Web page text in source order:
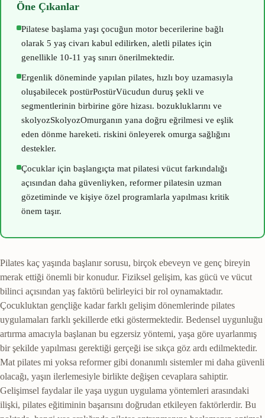
Öne Çıkanlar
Pilatese başlama yaşı çocuğun motor becerilerine bağlı
olarak 5 yaş civarı kabul edilirken, aletli pilates için
genellikle 10-11 yaş sınırı önerilmektedir.
Ergenlik döneminde yapılan pilates, hızlı boy uzamasıyla
oluşabilecek postürPostürVücudun duruş şekli ve
segmentlerinin birbirine göre hizası. bozukluklarını ve
skolyozSkolyozOmurganın yana doğru eğrilmesi ve eşlik
eden dönme hareketi. riskini önleyerek omurga sağlığını
destekler.
Çocuklar için başlangıçta mat pilatesi vücut farkındalığı
açısından daha güvenliyken, reformer pilatesin uzman
gözetiminde ve kişiye özel programlarla yapılması kritik
önem taşır.
Pilates kaç yaşında başlanır sorusu, birçok ebeveyn ve genç bireyin
merak ettiği önemli bir konudur. Fiziksel gelişim, kas gücü ve vücut
bilinci açısından yaş faktörü belirleyici bir rol oynamaktadır.
Çocukluktan gençliğe kadar farklı gelişim dönemlerinde pilates
uygulamaları farklı şekillerde etki göstermektedir. Bedensel uygunluğu
artırma amacıyla başlanan bu egzersiz yöntemi, yaşa göre uyarlanmış
bir şekilde yapılması gerektiği gerçeği ise sıkça göz ardı edilmektedir.
Mat pilates mi yoksa reformer gibi donanımlı sistemler mi daha güvenli
olacağı, yaşın ilerlemesiyle birlikte değişen cevaplara sahiptir.
Gelişimsel faydalar ile yaşa uygun uygulama yöntemleri arasındaki
ilişki, pilates eğitiminin başarısını doğrudan etkileyen faktörlerdir. Bu